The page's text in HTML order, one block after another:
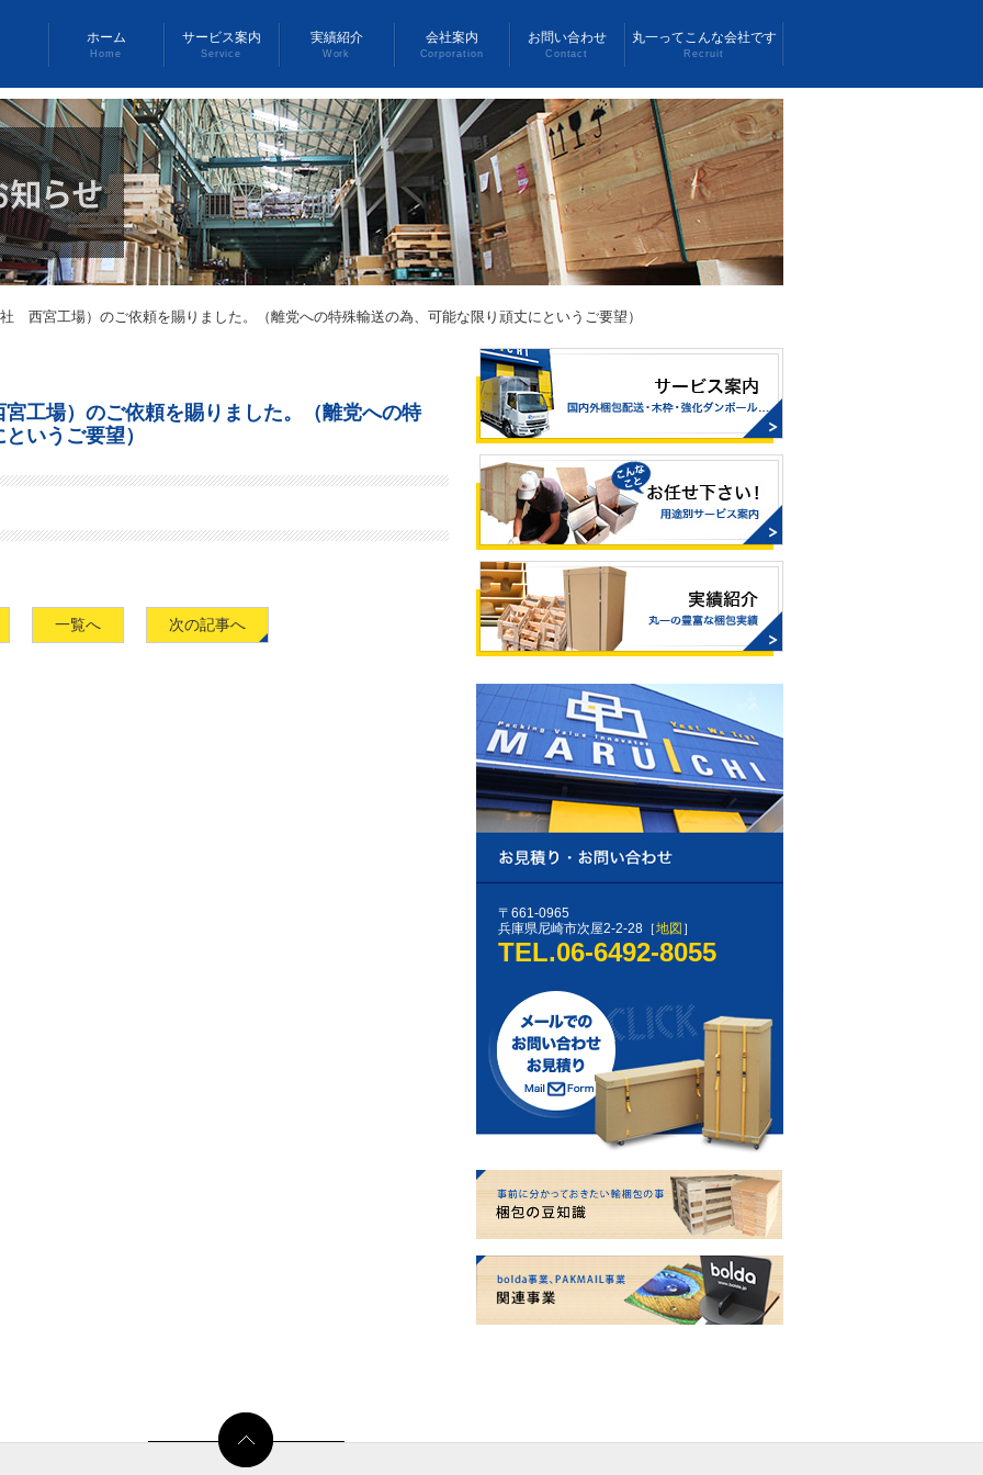
ホーム
Home
サービス案内
Service
実績紹介
Work
会社案内
Corporation
お問い合わせ
Contact
丸一ってこんな会社です
Recruit
西宮工場）のご依頼を賜りました。（離党への特殊輸送の為、可能な限り頑丈にというご要望）
工場）のご依頼を賜りました。（離党への特
いうご要望）
一覧へ 次の記事へ
〒661-0965
兵庫県尼崎市次屋2-2-28［地図 ］
TEL.06-6492-8055